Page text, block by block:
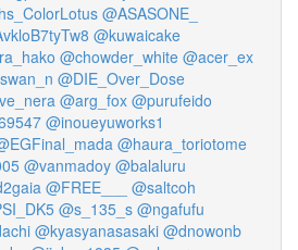
@ASASONE_
@kuwaicake
@chowder_white @acer_ex
@DIE_Over_Dose
@arg_fox @purufeido
@inoueyuworks1
@haura_toriotome
@vanmadoy @balaluru
@FREE___
@saltcoh
@s_135_s @ngafufu
@kyasyanasasaki @dnowonb